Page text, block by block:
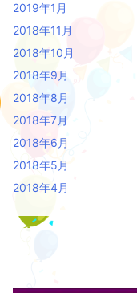
2019年1月
2018年11月
2018年10月
2018年9月
2018年8月
2018年7月
2018年6月
2018年5月
2018年4月